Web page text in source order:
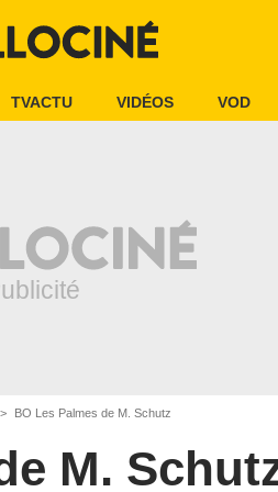
TVACTU VIDÉOS VOD
BO Les Palmes de M. Schutz
M.